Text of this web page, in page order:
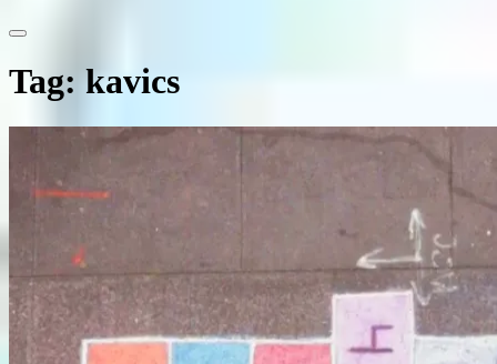
Tag: kavics